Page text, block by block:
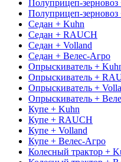
Полуприцеп-зерновоз
Полуприцеп-
Седан + Kuhn
Седан + RAUCH
Седан + Volland
Седан + Велес-Агро
Опрыскиватель +
Опрыскиватель +
Опрыскиватель +
Опрыскиватель +
Купе + Kuhn
Купе + RAUCH
Купе + Volland
Купе + Велес-Агро
Колесный трактор +